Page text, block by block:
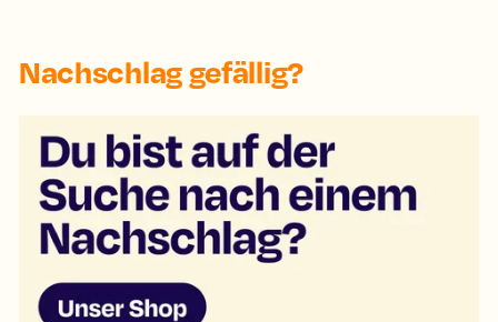
Nachschlag gefällig?